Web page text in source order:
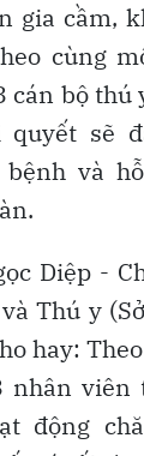
gia cầm,
cùng
cán bộ thú
quyết sẽ
và
Diệp -
Thú y
hay:
viên
động